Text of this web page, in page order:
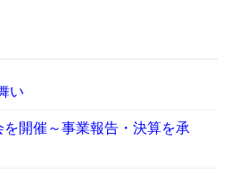
い
開催～事業報告・決算を承